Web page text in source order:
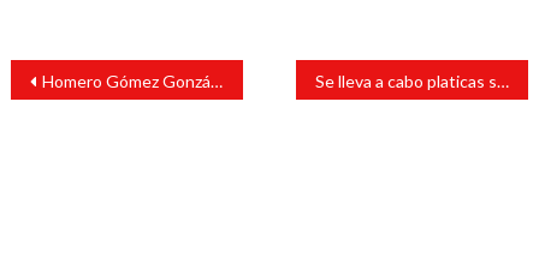
Navegación
entradas
Homero Gómez González, protector de la mariposa Monarca y defensor de bosques en Michoacán, fue localizado sin vida. Se lleva a cabo platicas sobre violencia en Santiago Tuxtla